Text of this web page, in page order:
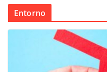
Entorno